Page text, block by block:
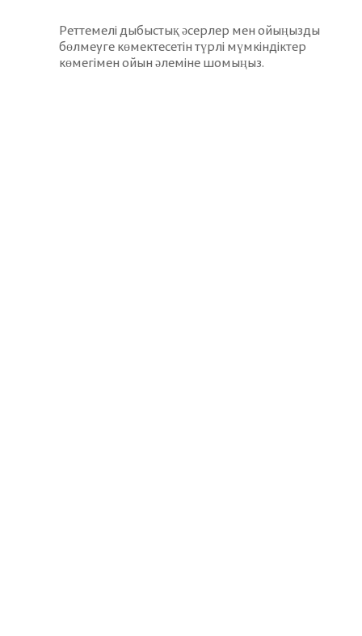
Реттемелі дыбыстық әсерлер мен ойыңызды
бөлмеуге көмектесетін түрлі мүмкіндіктер
көмегімен ойын әлеміне шомыңыз.